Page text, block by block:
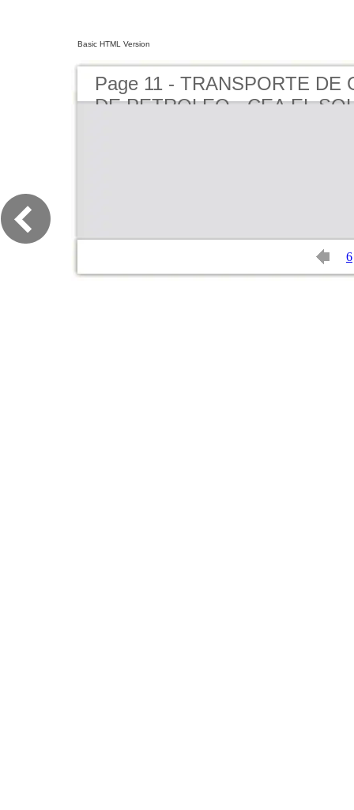
Basic HTML Version
Page 11 - TRANSPORTE DE
DE PETROLEO - CEA EL
6